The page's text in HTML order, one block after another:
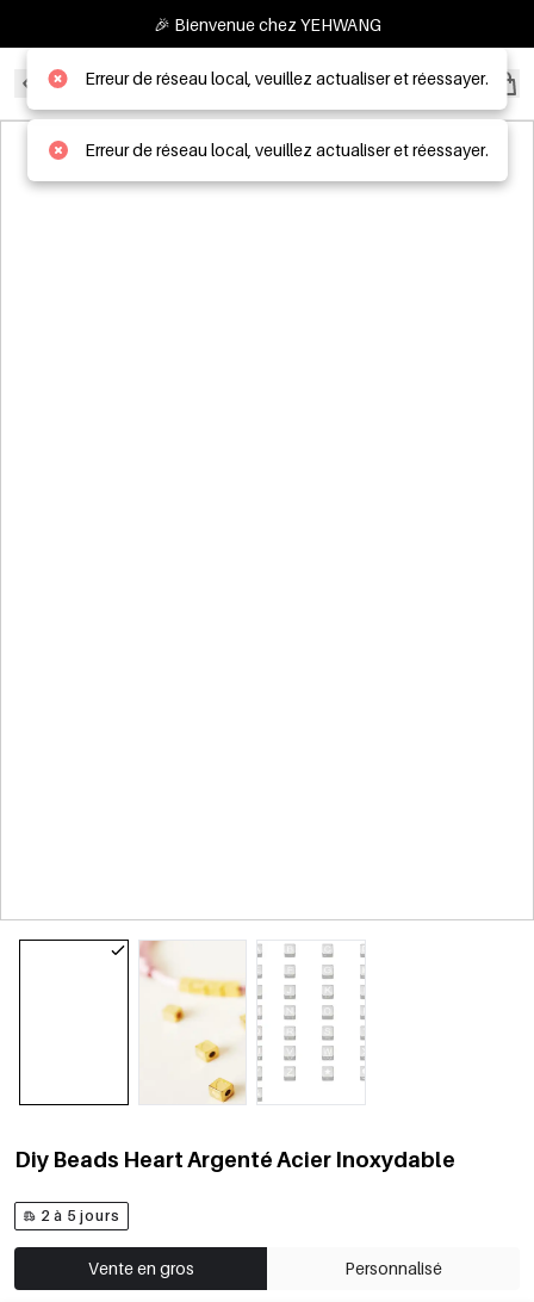
🎉 Bienvenue chez YEHWANG
Diy Beads Heart Argenté Acier Inoxydable
2 à 5 jours
Vente en gros Personnalisé
Erreur de réseau local, veuillez actualiser et réessayer.
Erreur de réseau local, veuillez actualiser et réessayer.